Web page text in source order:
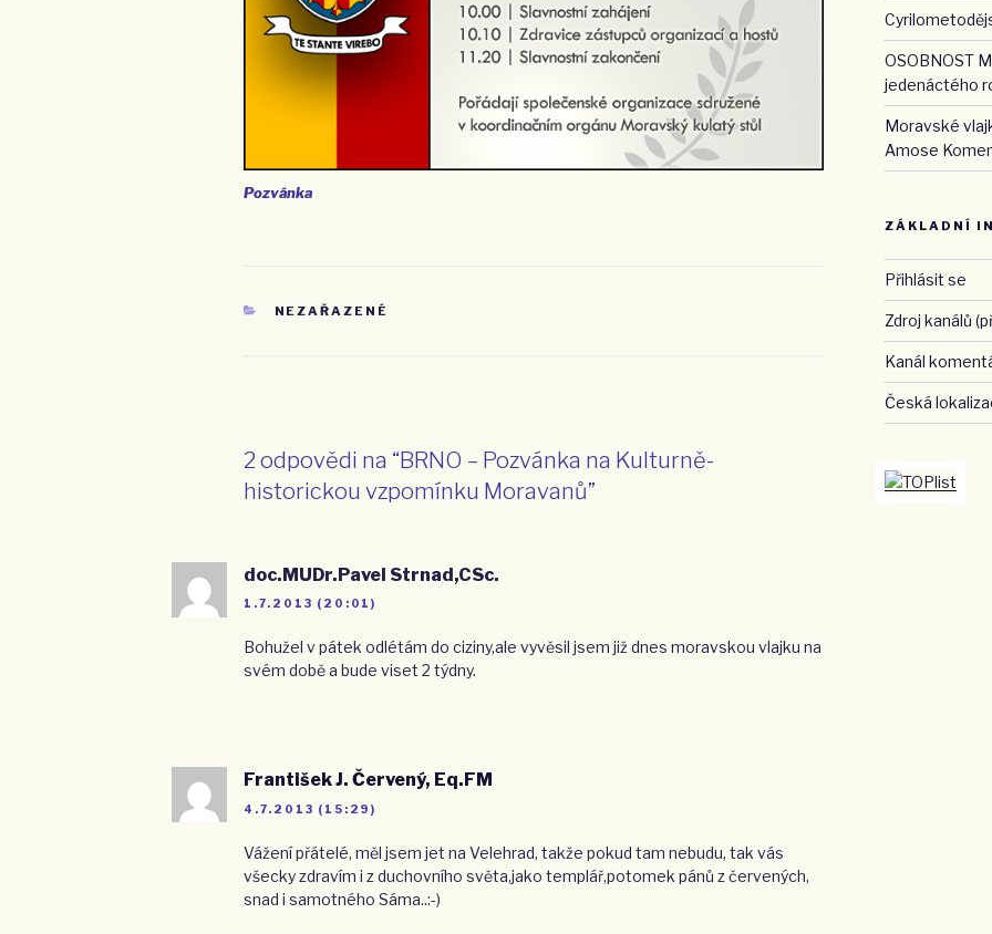
Pozvánka
RUBRIKY
NEZAŘAZENÉ
2 odpovědi na “BRNO – Pozvánka na Kulturně-
historickou vzpomínku Moravanů”
doc.MUDr.Pavel Strnad,CSc.
1.7.2013 (20:01)
Bohužel v pátek odlétám do ciziny,ale vyvěsil jsem již dnes moravskou vlajku na
svém době a bude viset 2 týdny.
František J. Červený, Eq.FM
4.7.2013 (15:29)
Vážení přátelé, měl jsem jet na Velehrad, takže pokud tam nebudu, tak vás
všecky zdravím i z duchovního světa,jako templář,potomek pánů z červených,
snad i samotného Sáma..:-)
OSOBNOST
jedenáctého
Moravské
Amose
ZÁKLADNÍ
Přihlásit se
Zdroj kanálů
Kanál
Česká